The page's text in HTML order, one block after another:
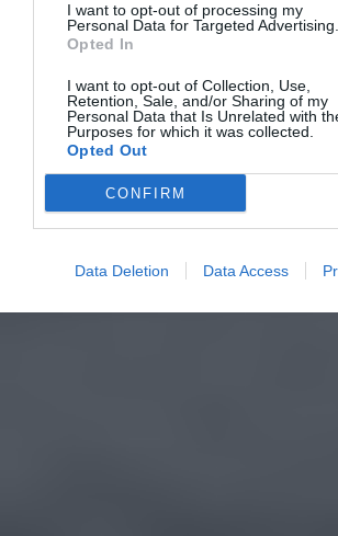
I want to opt-out of processing my
Personal Data for Targeted Advertising.
Opted In
I want to opt-out of Collection, Use,
Retention, Sale, and/or Sharing of my
Personal Data that Is Unrelated with
Purposes for which it was collected.
Opted Out
CONFIRM
Data Deletion Data Access